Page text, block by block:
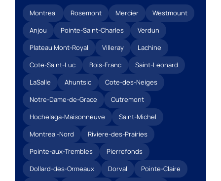
Montreal Rosemont Mercier
Westmount
Anjou
Pointe-Saint-Charles
Verdun
Plateau Mont-Royal
Villeray
Lachine
Cote-Saint-Luc
Bois-Franc
Saint-Leonard
LaSalle
Ahuntsic
Cote-des-Neiges
Notre-Dame-de-Grace
Outremont
Hochelaga-Maisonneuve
Saint-Michel
Montreal-Nord
Riviere-des-Prairies
Pointe-aux-Trembles
Pierrefonds
Dollard-des-Ormeaux
Dorval
Pointe-Claire